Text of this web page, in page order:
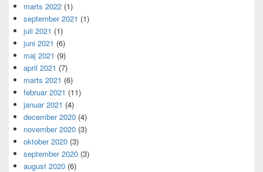
marts 2022 (1)
september 2021 (1)
juli 2021 (1)
juni 2021 (6)
maj 2021 (9)
april 2021 (7)
marts 2021 (6)
februar 2021 (11)
januar 2021 (4)
december 2020 (4)
november 2020 (3)
oktober 2020 (3)
september 2020 (3)
august 2020 (6)